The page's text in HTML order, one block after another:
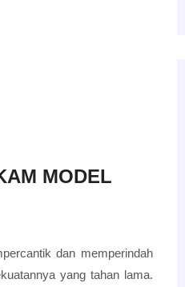
MODEL
dan memperindah
yang tahan lama.